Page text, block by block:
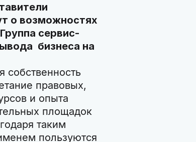
о возможностях
сервис-
бизнеса на
собственность
правовых,
и опыта
площадок
таким
пользуются